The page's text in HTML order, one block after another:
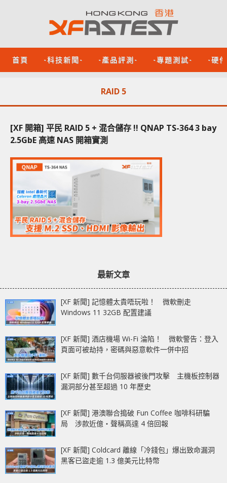
首頁 -科技新聞- -產品評測- -專題測試- -硬
RAID 5
[XF 開箱] 平民 RAID 5 + 混合儲存 !! QNAP TS-364 3 bay
2.5GbE 高速 NAS 開箱實測
最新文章
[XF 新聞] 記憶體太貴唔玩啦！ 微軟刪走
Windows 11 32GB 配置建議
[XF 新聞] 酒店機場 Wi-Fi 淪陷！ 微軟警告：登入
頁面可被劫持，密碼與惡意軟件一併中招
[XF 新聞] 數千台伺服器被後門攻擊 主機板控制器
漏洞部分甚至超過 10 年歷史
[XF 新聞] 港澳聯合搗破 Fun Coffee 咖啡科研騙
局 涉款近億‧聲稱高達 4 倍回報
[XF 新聞] Coldcard 離線「冷錢包」爆出致命漏洞
黑客已盜走逾 1.3 億美元比特幣